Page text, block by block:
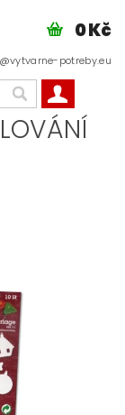
potreby.eu
0 Kč